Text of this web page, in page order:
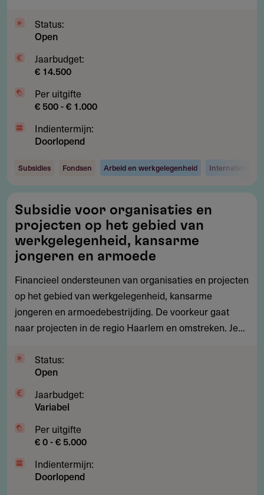
Status:
Open
Jaarbudget:
€ 14.500
Per uitgifte
€ 500 - € 1.000
Indientermijn:
Doorlopend
Subsidies Fondsen Arbeid en werkgelegenheid Internationaal
voor
organisaties
en
projecten
op
het
gebied
van
kansarme
jongeren
en
armoede
Subsidie voor organisaties en
projecten op het gebied van
werkgelegenheid, kansarme
jongeren en armoede
Financieel ondersteunen van organisaties en projecten
op het gebied van werkgelegenheid, kansarme
jongeren en armoedebestrijding. De voorkeur gaat
naar projecten in de regio Haarlem en omstreken. Je...
Status:
Open
Jaarbudget:
Variabel
Per uitgifte
€ 0 - € 5.000
Indientermijn:
Doorlopend